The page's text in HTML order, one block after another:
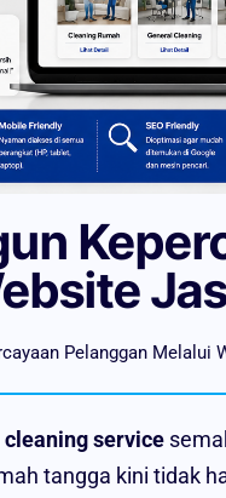
Pelanggan Melalui
cleaning service
tangga kini tidak